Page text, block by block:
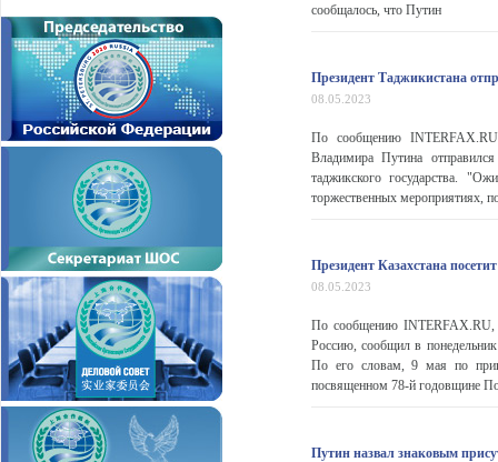
сообщалось, что Путин
Президент Таджикистана
08.05.2023
По сообщению
Владимира Путина
таджикского государства.
торжественных мероприятиях,
Президент Казахстана
08.05.2023
По сообщению INTERFAX.RU,
Россию, сообщил в понедельник
По его словам, 9 мая по
посвященном 78-й годовщине
Путин назвал знаковым